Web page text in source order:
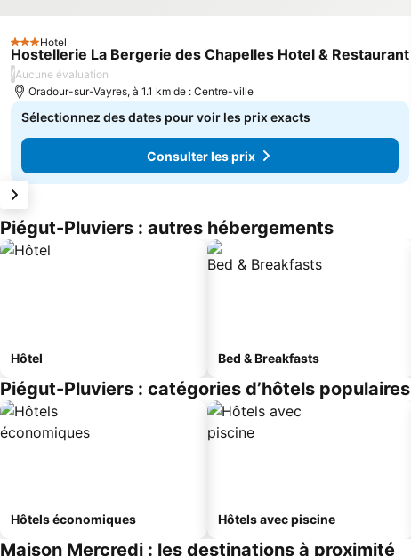
3 Étoiles
Hotel
Hostellerie La Bergerie des Chapelles Hotel & Restaurant
/Aucune évaluation
Oradour-sur-Vayres, à 1.1 km de : Centre-ville
Sélectionnez des dates pour voir les prix exacts
Consulter les prix
Piégut-Pluviers : autres hébergements
Hôtel Bed & Breakfasts
Piégut-Pluviers : catégories d’hôtels populaires
Hôtels économiques Hôtels avec piscine
Maison Mercredi : les destinations à proximité